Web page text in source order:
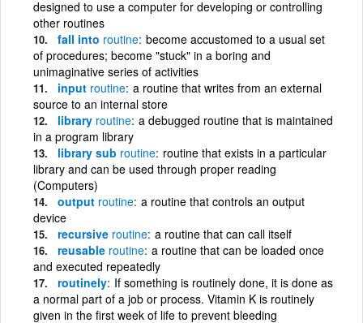
designed to use a computer for developing or controlling
other routines
fall into routine become accustomed to a usual set
of procedures; become "stuck" in a boring and
unimaginative series of activities
input routine a routine that writes from an external
source to an internal store
library routine a debugged routine that is maintained
in a program library
library sub routine routine that exists in a particular
library and can be used through proper reading
(Computers)
output routine a routine that controls an output
device
recursive routine a routine that can call itself
reusable routine a routine that can be loaded once
and executed repeatedly
routinely If something is routinely done, it is done as
a normal part of a job or process. Vitamin K is routinely
given in the first week of life to prevent bleeding